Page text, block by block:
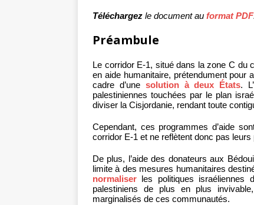
Téléchargez le document au format PDF
Préambule
Le corridor E-1, situé dans la zone C du
en aide humanitaire, prétendument pour
cadre d’une solution à deux États.
palestiniennes touchées par le plan
diviser la Cisjordanie, rendant toute
Cependant, ces programmes d’aide
corridor E-1 et ne reflètent donc pas
De plus, l’aide des donateurs aux
limite à des mesures humanitaires
normaliser les politiques israéliennes
palestiniens de plus en plus
marginalisés de ces communautés.